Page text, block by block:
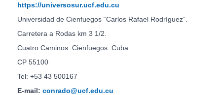
https://universosur.ucf.edu.cu
Universidad de Cienfuegos “Carlos Rafael Rodríguez”.
Carretera a Rodas km 3 1/2.
Cuatro Caminos. Cienfuegos. Cuba.
CP 55100
Tel: +53 43 500167
E-mail: conrado@ucf.edu.cu